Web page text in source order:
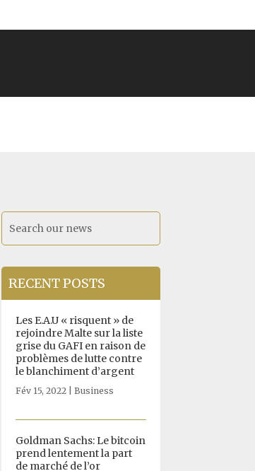
RECENT POSTS
Les E.A.U « risquent » de
rejoindre Malte sur la liste
grise du GAFI en raison de
problèmes de lutte contre
le blanchiment d’argent
Fév 15, 2022 |Business
Goldman Sachs: Le bitcoin
prend lentement la part
de marché de l’or